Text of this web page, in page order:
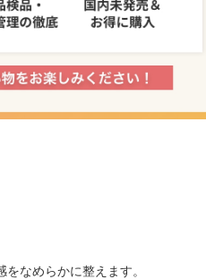
なめらかに整えます。